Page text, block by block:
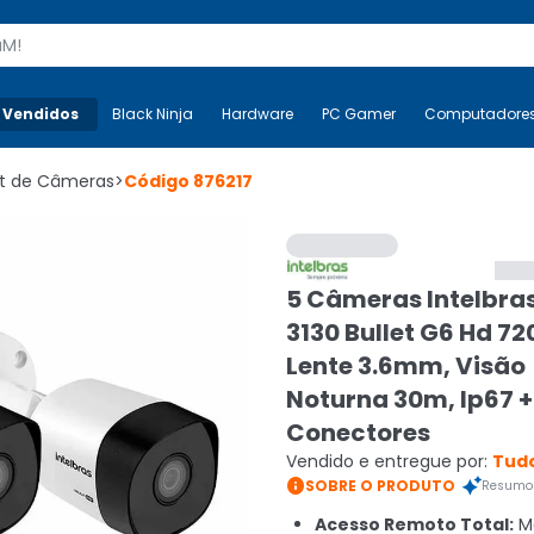
Mais-v- Black Ninja Hardware PC Gamer
Black Ninja Hardware PC Gamer
de Câmeras>Código 876217
5 Câmeras
3130 Bullet G6 Hd
Lente 3.6mm, Visão
Noturna 30m, Ip67 +
Conectores
Vendido e entregue por:
SOBRE O PRODUTO
Acesso Remoto Total: